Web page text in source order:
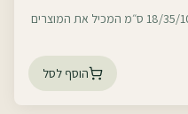
מארז קופסא דקורטיבי עם ידית במידות 18/35/10 ס״מ המכיל את המוצרים
הוסף לסל